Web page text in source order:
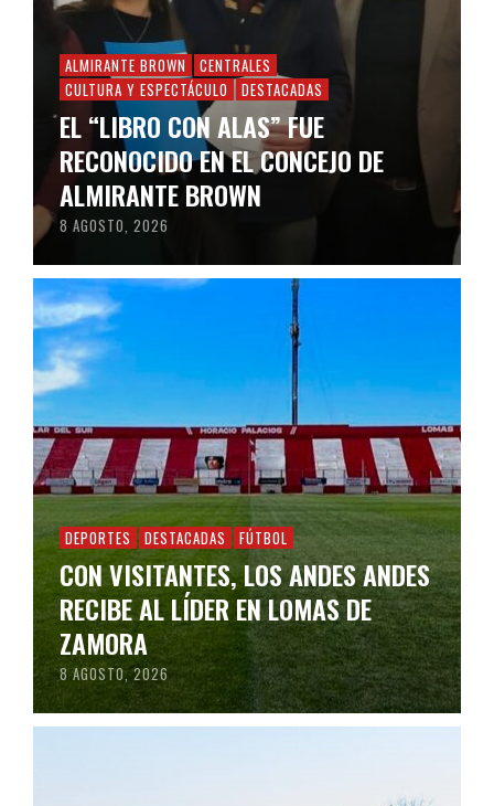
ALMIRANTE BROWN
CENTRALES
CULTURA Y ESPECTÁCULO
DESTACADAS
EL “LIBRO CON ALAS” FUE
RECONOCIDO EN EL CONCEJO DE
ALMIRANTE BROWN
8 AGOSTO, 2026
DEPORTES DESTACADAS FÚTBOL
CON VISITANTES, LOS ANDES ANDES
RECIBE AL LÍDER EN LOMAS DE
ZAMORA
8 AGOSTO, 2026